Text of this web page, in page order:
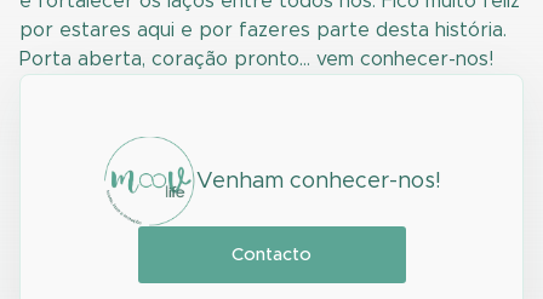
por estares aqui e por fazeres parte desta história.
Porta aberta, coração pronto… vem conhecer-nos!
Venham conhecer-nos!
Contacto